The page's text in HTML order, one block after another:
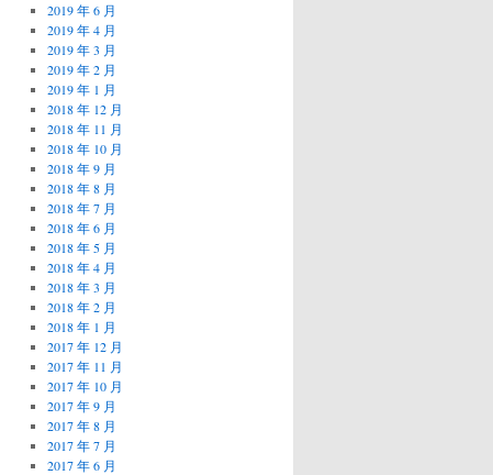
2019 年 6 月
2019 年 4 月
2019 年 3 月
2019 年 2 月
2019 年 1 月
2018 年 12 月
2018 年 11 月
2018 年 10 月
2018 年 9 月
2018 年 8 月
2018 年 7 月
2018 年 6 月
2018 年 5 月
2018 年 4 月
2018 年 3 月
2018 年 2 月
2018 年 1 月
2017 年 12 月
2017 年 11 月
2017 年 10 月
2017 年 9 月
2017 年 8 月
2017 年 7 月
2017 年 6 月